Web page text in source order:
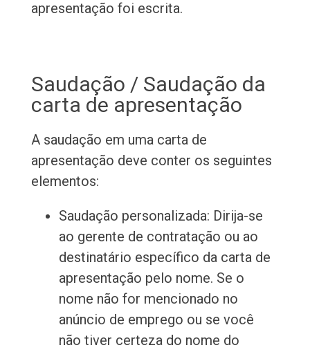
apresentação foi escrita.
Saudação / Saudação da
carta de apresentação
A saudação em uma carta de
apresentação deve conter os seguintes
elementos:
Saudação personalizada: Dirija-se
ao gerente de contratação ou ao
destinatário específico da carta de
apresentação pelo nome. Se o
nome não for mencionado no
anúncio de emprego ou se você
não tiver certeza do nome do